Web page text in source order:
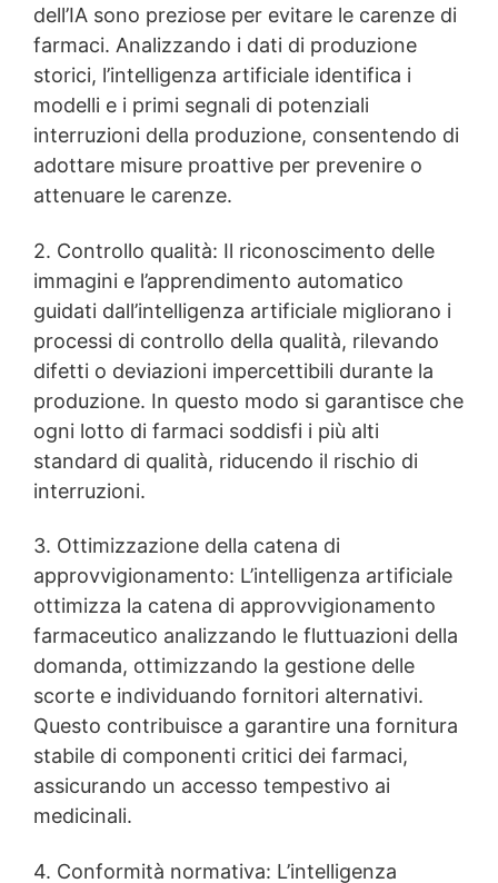
dell’IA sono preziose per evitare le carenze di
farmaci. Analizzando i dati di produzione
storici, l’intelligenza artificiale identifica i
modelli e i primi segnali di potenziali
interruzioni della produzione, consentendo di
adottare misure proattive per prevenire o
attenuare le carenze.
2. Controllo qualità: Il riconoscimento delle
immagini e l’apprendimento automatico
guidati dall’intelligenza artificiale migliorano i
processi di controllo della qualità, rilevando
difetti o deviazioni impercettibili durante la
produzione. In questo modo si garantisce che
ogni lotto di farmaci soddisfi i più alti
standard di qualità, riducendo il rischio di
interruzioni.
3. Ottimizzazione della catena di
approvvigionamento: L’intelligenza artificiale
ottimizza la catena di approvvigionamento
farmaceutico analizzando le fluttuazioni della
domanda, ottimizzando la gestione delle
scorte e individuando fornitori alternativi.
Questo contribuisce a garantire una fornitura
stabile di componenti critici dei farmaci,
assicurando un accesso tempestivo ai
medicinali.
4. Conformità normativa: L’intelligenza